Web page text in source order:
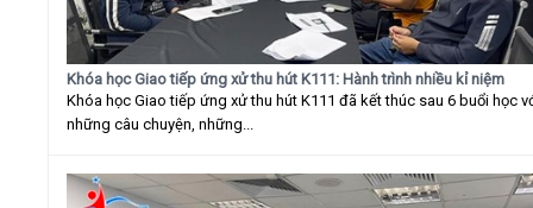
Khóa học Giao tiếp ứng xử thu hút K111: Hành trình nhiều kỉ niệm
Khóa học Giao tiếp ứng xử thu hút K111 đã kết thúc sau 6 buổi học
những câu chuyện, những...